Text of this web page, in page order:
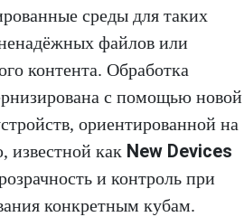
среды для таких
файлов или
контента. Обработка
с помощью новой
ориентированной на
известной как New Devices
и контроль при
конкретным кубам.